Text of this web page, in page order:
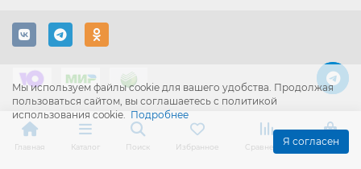
Мы используем файлы cookie для вашего удобства. Продолжая
пользоваться сайтом, вы соглашаетесь с политикой
использования cookie. Подробнее
Я согласен
Главная Каталог Поиск Избранное Сравнение Корзина